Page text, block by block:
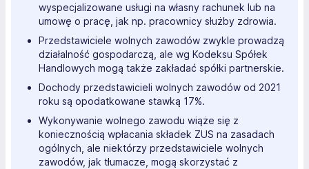
wyspecjalizowane usługi na własny rachunek lub na
umowę o pracę, jak np. pracownicy służby zdrowia.
Przedstawiciele wolnych zawodów zwykle prowadzą
działalność gospodarczą, ale wg Kodeksu Spółek
Handlowych mogą także zakładać spółki partnerskie.
Dochody przedstawicieli wolnych zawodów od 2021
roku są opodatkowane stawką 17%.
Wykonywanie wolnego zawodu wiąże się z
koniecznością wpłacania składek ZUS na zasadach
ogólnych, ale niektórzy przedstawiciele wolnych
zawodów, jak tłumacze, mogą skorzystać z